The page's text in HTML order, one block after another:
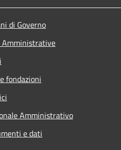
di Governo
Amministrative
fondazioni
Amministrativo
e dati